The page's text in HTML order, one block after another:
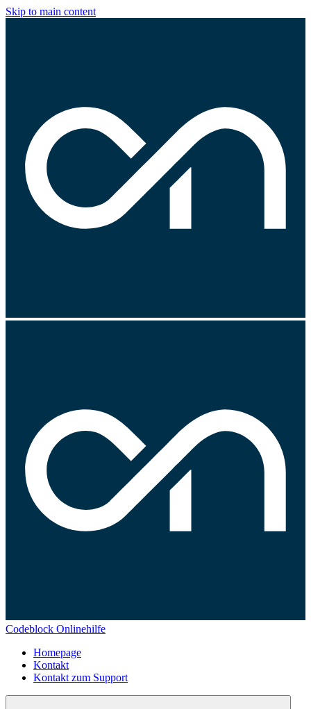
Skip to main content
Codeblock Onlinehilfe
Homepage
Kontakt
Kontakt zum Support